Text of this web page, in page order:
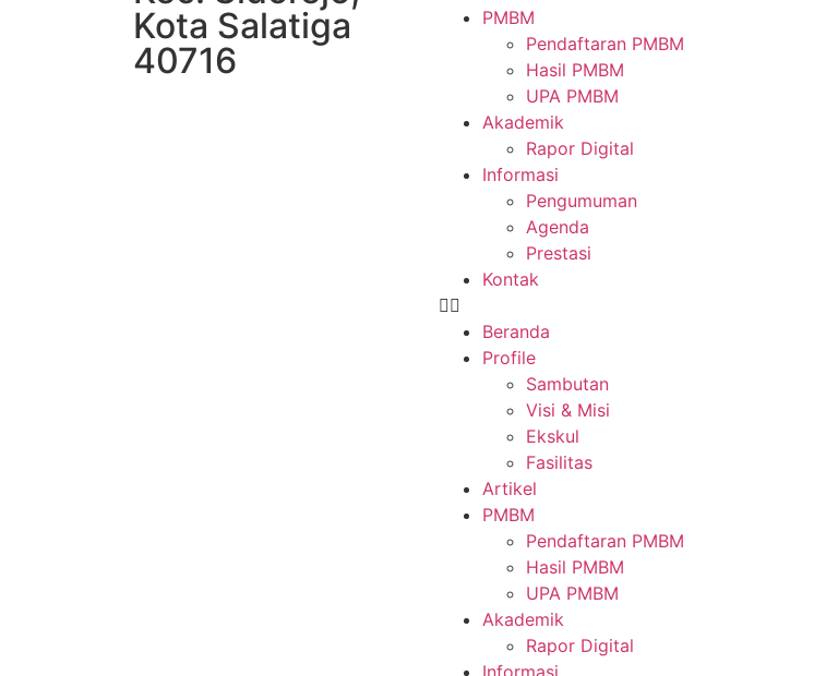
Kota Salatiga
40716
PMBM
Pendaftaran PMBM
Hasil PMBM
UPA PMBM
Akademik
Rapor Digital
Informasi
Pengumuman
Agenda
Prestasi
Kontak
Beranda
Profile
Sambutan
Visi & Misi
Ekskul
Fasilitas
Artikel
PMBM
Pendaftaran PMBM
Hasil PMBM
UPA PMBM
Akademik
Rapor Digital
Informasi